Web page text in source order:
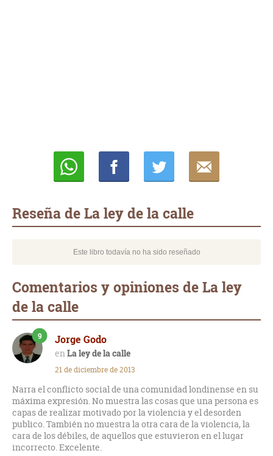
Reseña de La ley de la calle
Este libro todavía no ha sido reseñado
Comentarios y opiniones de La ley
de la calle
Jorge Godo
La ley de la calle
9
21 de diciembre de 2013
Narra el conflicto social de una comunidad londinense en su
máxima expresión. No muestra las cosas que una persona es
capas de realizar motivado por la violencia y el desorden
publico. También no muestra la otra cara de la violencia, la
cara de los débiles, de aquellos que estuvieron en el lugar
incorrecto. Excelente.